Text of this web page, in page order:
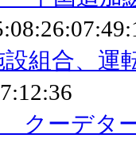
設組合、
クーデタ